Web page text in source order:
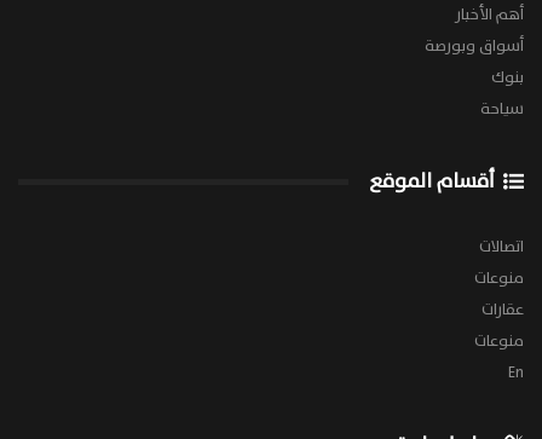
أهم الأخبار
أسواق وبورصة
بنوك
سياحة
أقسام الموقع
اتصالات
منوعات
عقارات
منوعات
En